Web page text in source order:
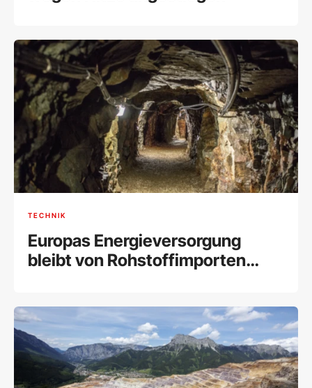
TECHNIK
Europas Energieversorgung
bleibt von Rohstoffimporten